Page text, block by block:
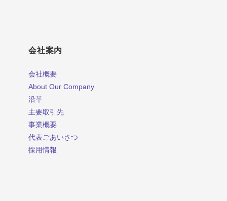
会社案内
会社概要
About Our Company
沿革
主要取引先
事業概要
代表ごあいさつ
採用情報